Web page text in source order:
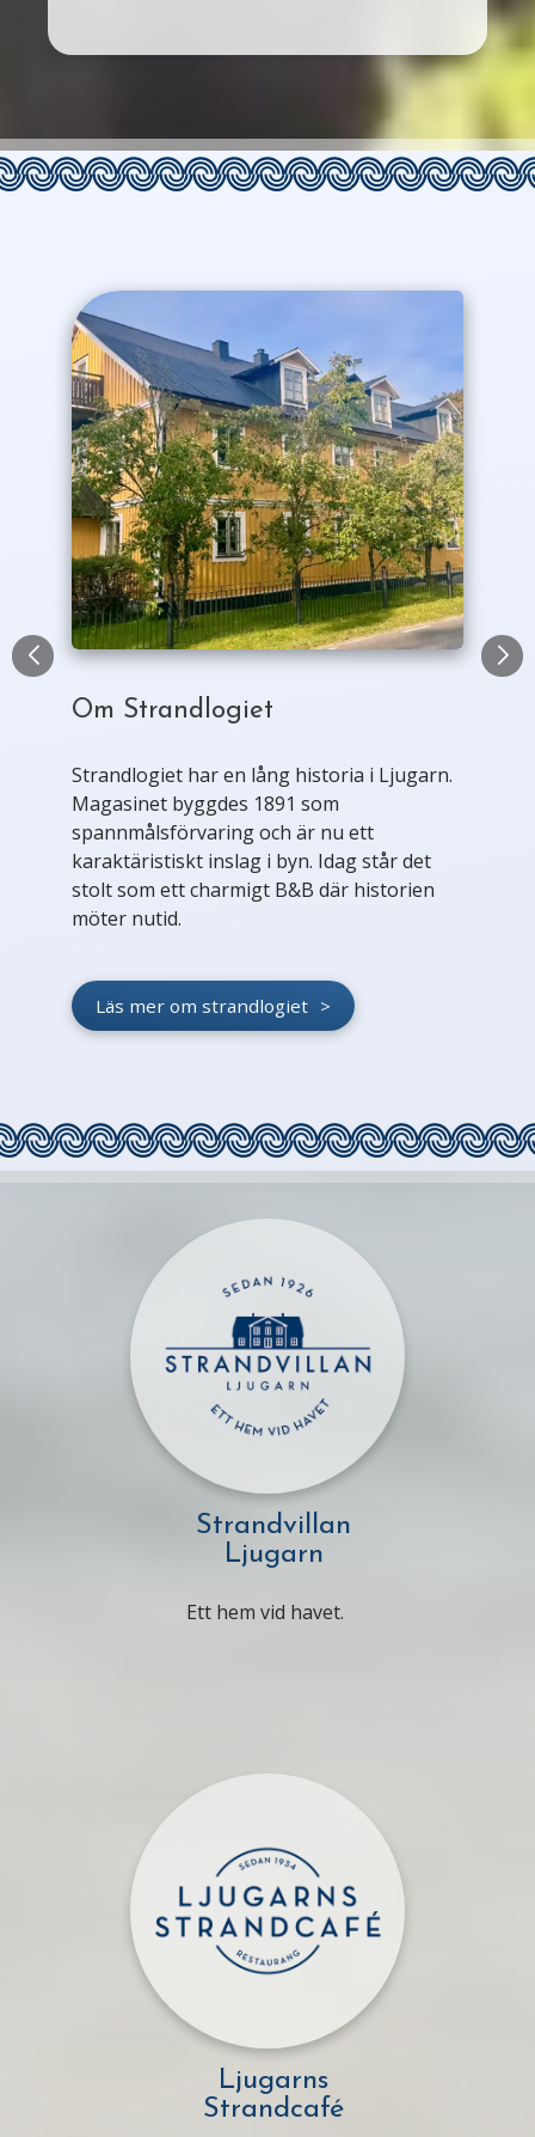
Om Strandlogiet
Strandlogiet har en lång historia i Ljugarn.
Magasinet byggdes 1891 som
spannmålsförvaring och är nu ett
karaktäristiskt inslag i byn. Idag står det
stolt som ett charmigt B&B där historien
möter nutid.
Läs mer om strandlogiet
Strandvillan
Ljugarn
Ett hem vid havet.
Ljugarns
Strandcafé